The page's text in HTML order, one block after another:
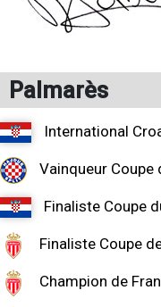
Palmarès
International
Vainqueur Coupe
Finaliste Coupe
Finaliste Coupe
Champion de